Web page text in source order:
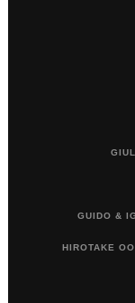
GUIDO &
HIROTAKE